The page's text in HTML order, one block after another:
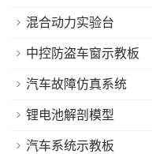
混合动力实验台
中控防盗车窗示教板
汽车故障仿真系统
锂电池解剖模型
汽车系统示教板